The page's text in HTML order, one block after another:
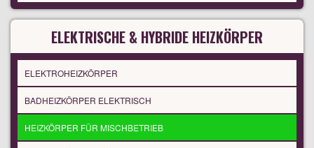
ELEKTRISCHE & HYBRIDE HEIZKÖRPER
ELEKTROHEIZKÖRPER
BADHEIZKÖRPER ELEKTRISCH
HEIZKÖRPER FÜR MISCHBETRIEB